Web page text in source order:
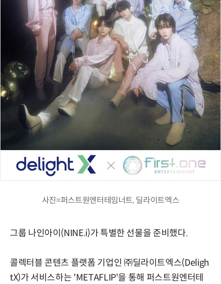
사진=퍼스트원엔터테임너트, 딜라이트엑스
그룹 나인아이(NINE.i)가 특별한 선물을 준비했다.
콜렉터블 콘텐츠 플랫폼 기업인 ㈜딜라이트엑스(Deligh
tX)가 서비스하는 'METAFLIP'을 통해 퍼스트원엔터테